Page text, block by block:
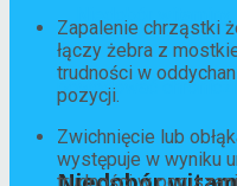
Zapalenie chrząstki
łączy żebra z
trudności w
pozycji.
Zwichnięcie lub
występuje w wyniku